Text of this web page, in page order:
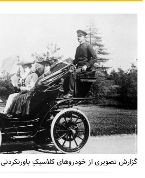
گزارش تصویری از خودروهای کلاسیکِ باورنکردنی